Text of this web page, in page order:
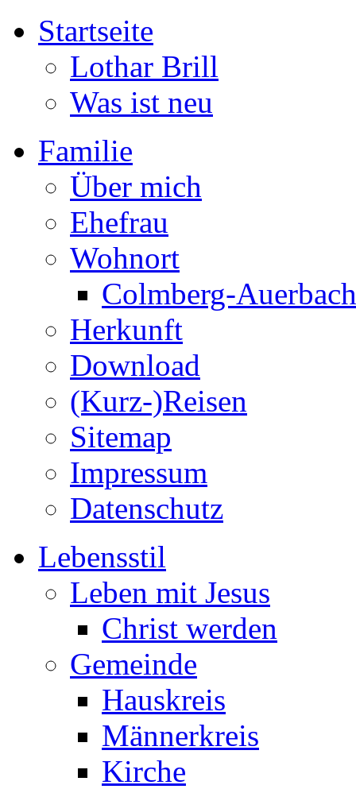
Startseite
Lothar Brill
Was ist neu
Familie
Über mich
Ehefrau
Wohnort
Colmberg-Auerbach
Herkunft
Download
(Kurz-)Reisen
Sitemap
Impressum
Datenschutz
Lebensstil
Leben mit Jesus
Christ werden
Gemeinde
Hauskreis
Männerkreis
Kirche